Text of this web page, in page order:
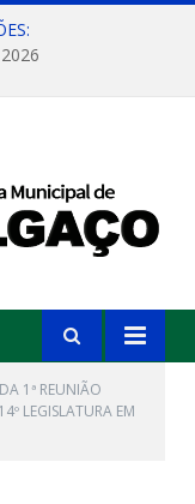
1ª REUNIÃO
LEGISLATURA EM